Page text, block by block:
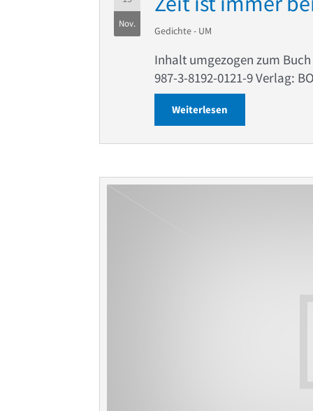
Nov.
Gedichte - UM
Inhalt umgezogen zum Buch
987-3-8192-0121-9 Verlag:
Weiterlesen